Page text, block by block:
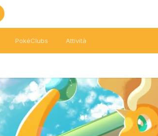
PokéClubs Attività